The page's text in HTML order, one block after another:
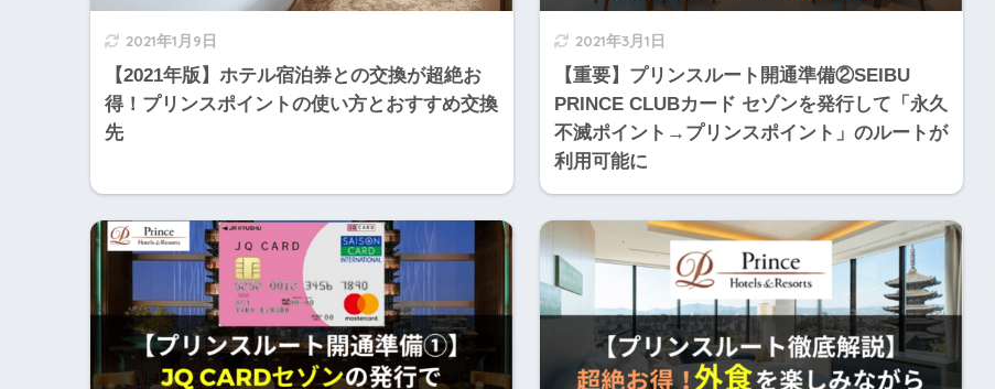
2021年1月9日
【2021年版】ホテル宿泊券との交換が超絶お
得！プリンスポイントの使い方とおすすめ交換
先
2021年3月1日
【重要】プリンスルート開通準備②SEIBU
PRINCE CLUBカード セゾンを発行して「永久
不滅ポイント→プリンスポイント」のルートが
利用可能に